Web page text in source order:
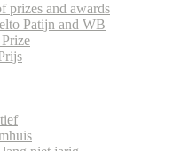
prizes and awards
Patijn and WB